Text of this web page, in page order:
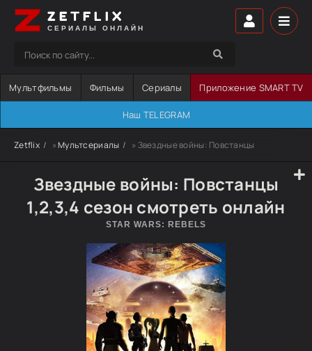
ZETFLIX
СЕРИАЛЫ ОНЛАЙН
Мультфильмы Фильмы Сериалы Приложение SMART TV
Наш TELEGRAM
Zetflix »Мультсериалы » Звездные войны: Повстанцы
Звездные войны: Повстанцы
1,2,3,4 сезон смотреть онлайн
STAR WARS: REBELS